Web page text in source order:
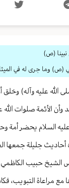
نبينا (ص)
(ص) وما جری له في
عليه وآله) وخلق
وأن الأئمة صلوات
السلام يحضر
جليلة جمعها
الشيخ حبيب
مراعاة التبويب،